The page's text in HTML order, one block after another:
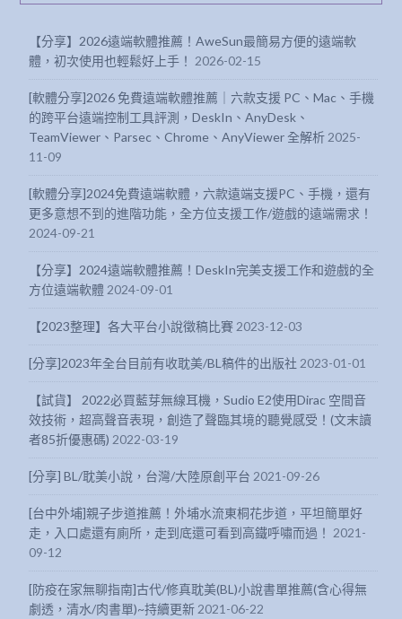
【分享】2026遠端軟體推薦！AweSun最簡易方便的遠端軟
體，初次使用也輕鬆好上手！ 2026-02-15
[軟體分享]2026 免費遠端軟體推薦｜六款支援 PC、Mac、手機
的跨平台遠端控制工具評測，DeskIn、AnyDesk、
TeamViewer、Parsec、Chrome、AnyViewer 全解析 2025-
11-09
[軟體分享]2024免費遠端軟體，六款遠端支援PC、手機，還有
更多意想不到的進階功能，全方位支援工作/遊戲的遠端需求！
2024-09-21
【分享】2024遠端軟體推薦！DeskIn完美支援工作和遊戲的全
方位遠端軟體 2024-09-01
【2023整理】各大平台小說徵稿比賽 2023-12-03
[分享]2023年全台目前有收耽美/BL稿件的出版社 2023-01-01
【試貨】 2022必買藍芽無線耳機，Sudio E2使用Dirac 空間音
效技術，超高聲音表現，創造了聲臨其境的聽覺感受！(文末讀
者85折優惠碼) 2022-03-19
[分享] BL/耽美小說，台灣/大陸原創平台 2021-09-26
[台中外埔]親子步道推薦！外埔水流東桐花步道，平坦簡單好
走，入口處還有廁所，走到底還可看到高鐵呼嘯而過！ 2021-
09-12
[防疫在家無聊指南]古代/修真耽美(BL)小說書單推薦(含心得無
劇透，清水/肉書單)~持續更新 2021-06-22